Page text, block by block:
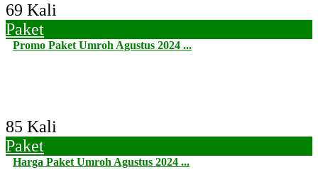
69 Kali
Paket
Promo Paket Umroh Agustus 2024 ...
85 Kali
Paket
Harga Paket Umroh Agustus 2024 ...